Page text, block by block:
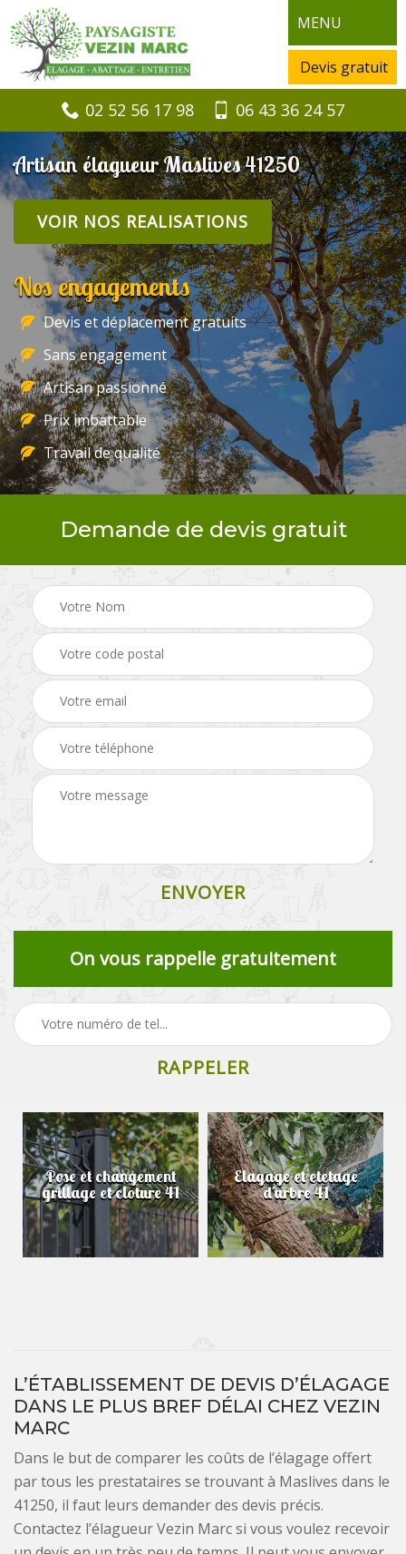
MENU
Devis gratuit
02 52 56 17 98 06 43 36 24 57
Artisan élagueur Maslives 41250
VOIR NOS REALISATIONS
Nos engagements
Devis et déplacement gratuits
Sans engagement
Artisan passionné
Prix imbattable
Travail de qualité
Demande de devis gratuit
On vous rappelle gratuitement
Pose et changement
grillage et cloture 41
Elagage et etetage
d'arbre 41
L’ÉTABLISSEMENT DE DEVIS D’ÉLAGAGE
DANS LE PLUS BREF DÉLAI CHEZ VEZIN
MARC
Dans le but de comparer les coûts de l’élagage offert
par tous les prestataires se trouvant à Maslives dans le
41250, il faut leurs demander des devis précis.
Contactez l’élagueur Vezin Marc si vous voulez recevoir